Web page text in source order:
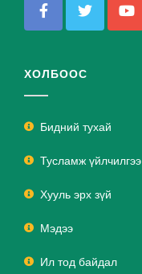
ХОЛБООС
Бидний тухай
Тусламж үйлчилгээ
Хууль эрх зүй
Мэдээ
Ил тод байдал